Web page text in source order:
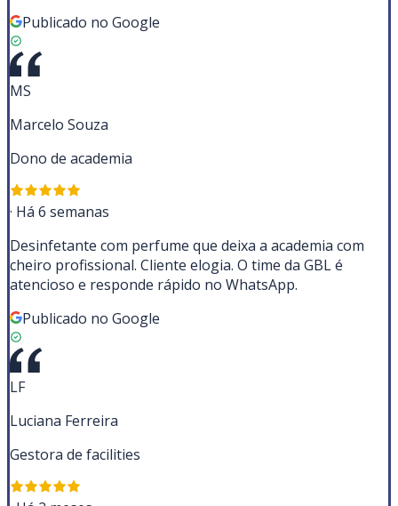
Publicado no Google
MS
Marcelo Souza
Dono de academia
· Há 6 semanas
Desinfetante com perfume que deixa a academia com
cheiro profissional. Cliente elogia. O time da GBL é
atencioso e responde rápido no WhatsApp.
Publicado no Google
LF
Luciana Ferreira
Gestora de facilities